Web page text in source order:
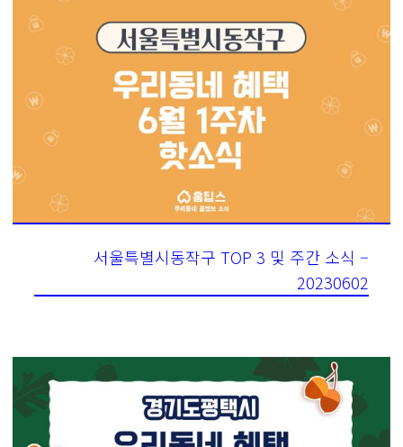
서울특별시동작구 TOP 3 및 주간 소식 –
20230602